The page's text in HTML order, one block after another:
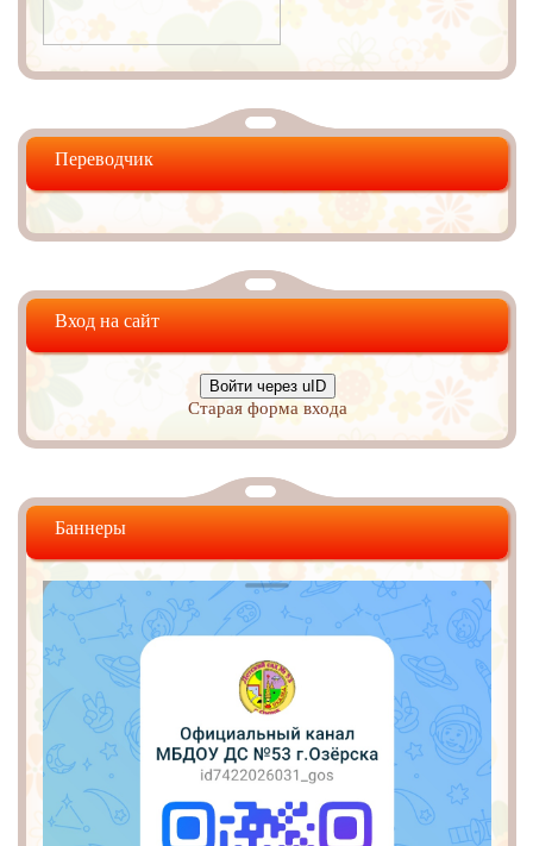
Переводчик
Вход на сайт
Войти через uID
Старая форма входа
Баннеры